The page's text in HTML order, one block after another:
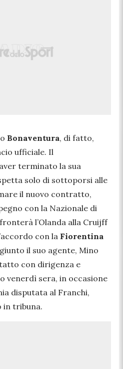
Bonaventura, di fatto,
ufficiale. Il
terminato la sua
solo di sottoporsi alle
il nuovo contratto,
con la Nazionale di
l’Olanda alla Cruijff
con la Fiorentina
il suo agente, Mino
con dirigenza e
venerdì sera, in occasione
disputata al Franchi,
in tribuna.